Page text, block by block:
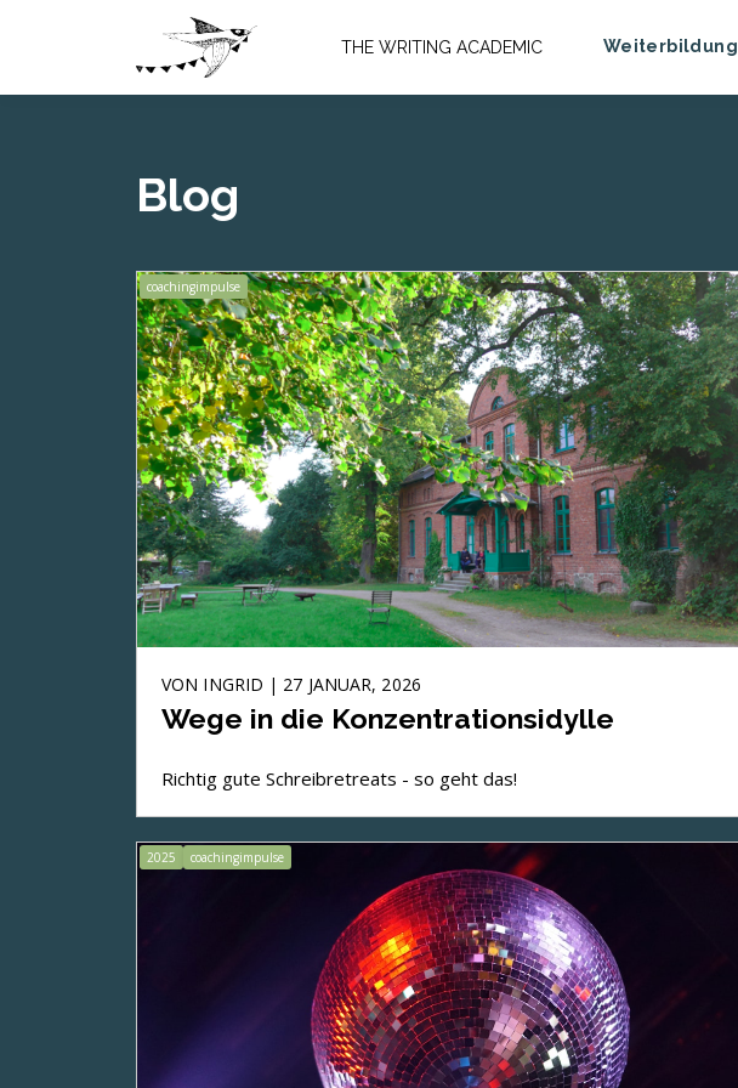
THE WRITING ACADEMIC Weiterbildung
Blog
coachingimpulse
VON INGRID | 27 JANUAR, 2026
Wege in die Konzentrationsidylle
Richtig gute Schreibretreats - so geht das!
2025 coachingimpulse